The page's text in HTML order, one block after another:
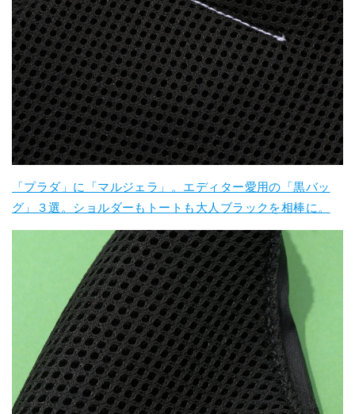
「プラダ」に「マルジェラ」。エディター愛用の「黒バッ
グ」３選。ショルダーもトートも大人ブラックを相棒に。